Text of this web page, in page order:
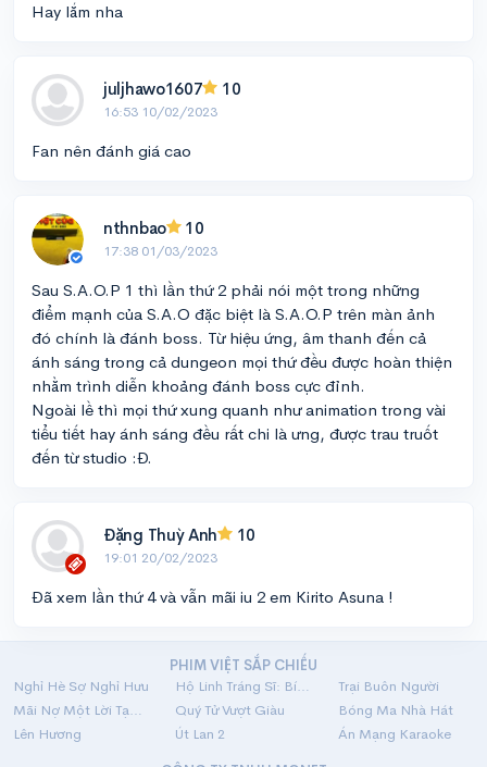
Hay lắm nha
juljhawo1607 10
16:53 10/02/2023
Fan nên đánh giá cao
nthnbao 10
17:38 01/03/2023
Sau S.A.O.P 1 thì lần thứ 2 phải nói một trong những
điểm mạnh của S.A.O đặc biệt là S.A.O.P trên màn ảnh
đó chính là đánh boss. Từ hiệu ứng, âm thanh đến cả
ánh sáng trong cả dungeon mọi thứ đều được hoàn thiện
nhằm trình diễn khoảng đánh boss cực đỉnh.
Ngoài lề thì mọi thứ xung quanh như animation trong vài
tiểu tiết hay ánh sáng đều rất chi là ưng, được trau truốt
đến từ studio :Đ.
Đặng Thuỳ Anh 10
19:01 20/02/2023
Đã xem lần thứ 4 và vẫn mãi iu 2 em Kirito Asuna !
PHIM VIỆT SẮP CHIẾU
Nghỉ Hè Sợ Nghỉ Hưu
Hộ Linh Tráng Sĩ: Bí Ẩn Mộ Vua Đinh
Trại Buôn Người
Mãi Nợ Một Lời Tạm Biệt
Quý Tử Vượt Giàu
Bóng Ma Nhà Hát
Lên Hương
Út Lan 2
Án Mạng Karaoke